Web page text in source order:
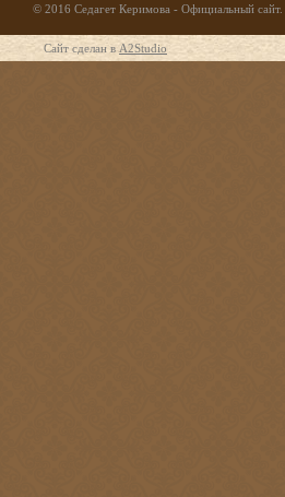
© 2016 Седагет Керимова - Официальный сайт.
Сайт сделан в A2Studio